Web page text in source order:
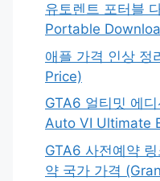
유토렌트 포터블
Portable
애플 가격 인상 정
Price)
GTA6 얼티밋 에
Auto VI Ultimate
GTA6 사전예약
약 국가 가격